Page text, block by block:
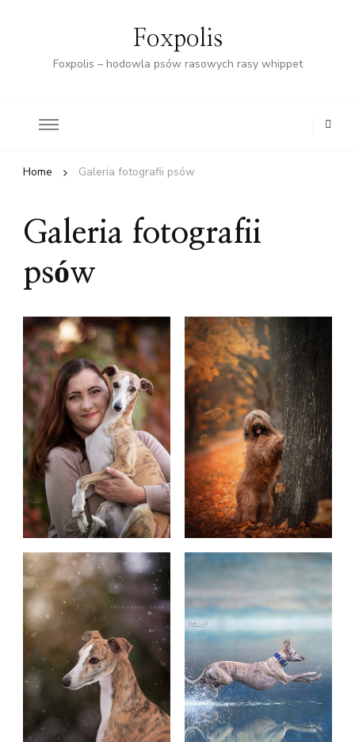
Foxpolis
Foxpolis – hodowla psów rasowych rasy whippet
Home Galeria fotografii psów
Galeria fotografii
psów